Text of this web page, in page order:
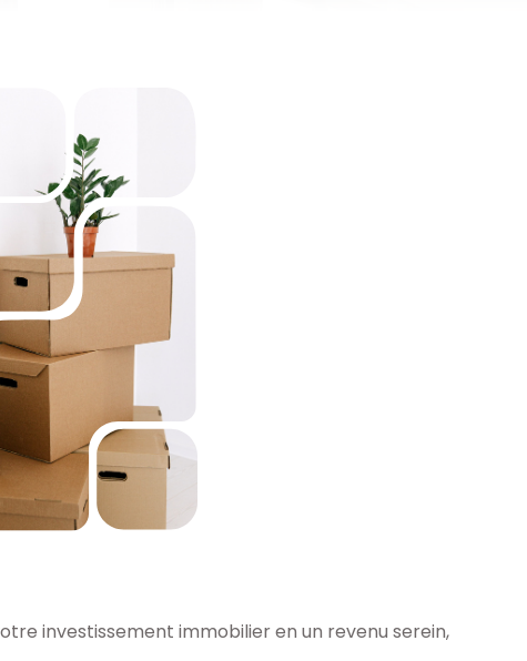
investissement immobilier en un revenu serein,